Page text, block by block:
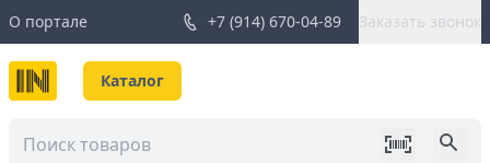
О портале +7 (914) 670-04-89 Заказать звонок
Каталог